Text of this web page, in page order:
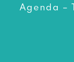
Agenda –